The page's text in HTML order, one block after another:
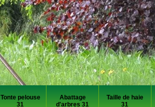
Tonte pelouse
31
Abattage
d'arbres 31
Taille de haie
31